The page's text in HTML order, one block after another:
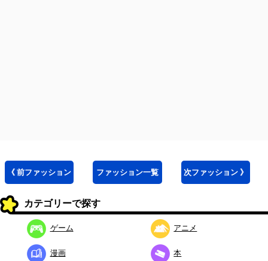
《 前ファッション ファッション一覧 次ファッション》
カテゴリーで探す
ゲーム アニメ
漫画 本